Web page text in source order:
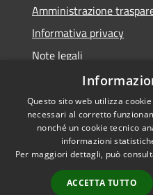
Amministrazione
Informativa privacy
Note legali
Dichiarazione di
RSS
Accessibilità
Questo sito web utilizza
necessari al corretto
nonché un cookie tecnico
informazioni
Per maggiori dettagli, può
ACCETTA TUTTO